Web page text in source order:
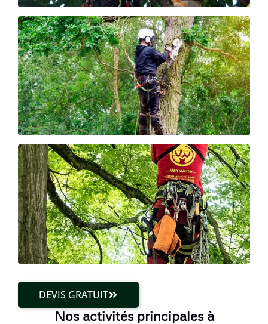
DEVIS GRATUIT
Nos activités principales à